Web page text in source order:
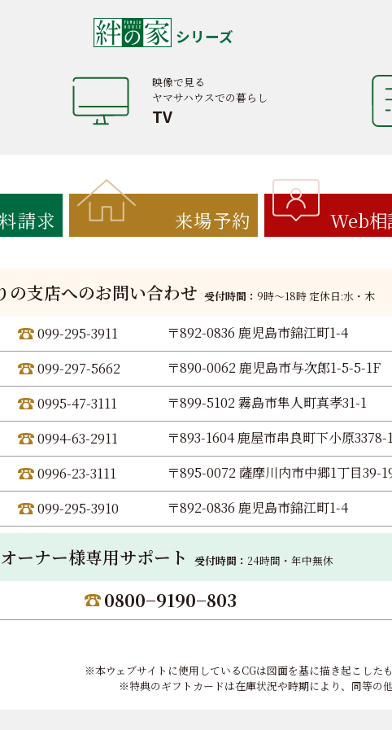
シリーズ
映像で見る
ヤマサハウスでの暮らし
TV
請求 来場予約 Web相
の支店へのお問い合わせ 受付時間： 9時〜18時 定休日:水・木
099-295-3911 〒892-0836 鹿児島市錦江町1-4
099-297-5662 〒890-0062 鹿児島市与次郎1-5-5-1F
0995-47-3111 〒899-5102 霧島市隼人町真孝31-1
0994-63-2911 〒893-1604 鹿屋市串良町下小原3378-1
0996-23-3111 〒895-0072 薩摩川内市中郷1丁目39-
099-295-3910 〒892-0836 鹿児島市錦江町1-4
オーナー様専用サポート 受付時間： 24時間・年中無休
0800−9190−803
※本ウェブサイトに使用しているCGは図面を基に描き起こした
※特典のギフトカードは在庫状況や時期により、同等の